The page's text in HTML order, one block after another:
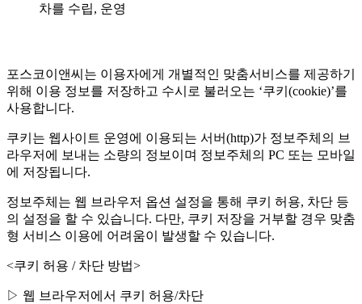
차를 수립, 운영
포스코이앤씨는 이용자에게 개별적인 맞춤서비스를 제공하기
위해 이용 정보를 저장하고 수시로 불러오는 ‘쿠키(cookie)’를
사용합니다.
쿠키는 웹사이트 운영에 이용되는 서버(http)가 정보주체의 브
라우저에 보내는 소량의 정보이며 정보주체의 PC 또는 모바일
에 저장됩니다.
정보주체는 웹 브라우저 옵션 설정을 통해 쿠키 허용, 차단 등
의 설정을 할 수 있습니다. 다만, 쿠키 저장을 거부할 경우 맞춤
형 서비스 이용에 어려움이 발생할 수 있습니다.
<쿠키 허용 / 차단 방법>
▷ 웹 브라우저에서 쿠키 허용/차단